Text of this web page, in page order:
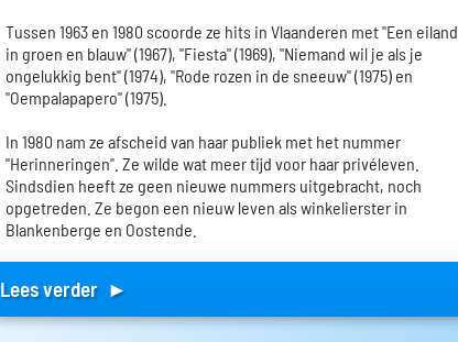
Tussen 1963 en 1980 scoorde ze hits in Vlaanderen met "Een eiland
in groen en blauw" (1967), "Fiesta" (1969), "Niemand wil je als je
ongelukkig bent" (1974), "Rode rozen in de sneeuw" (1975) en
"Oempalapapero" (1975).
In 1980 nam ze afscheid van haar publiek met het nummer
"Herinneringen". Ze wilde wat meer tijd voor haar privéleven.
Sindsdien heeft ze geen nieuwe nummers uitgebracht, noch
opgetreden. Ze begon een nieuw leven als winkelierster in
Blankenberge en Oostende.
Lees verder ►